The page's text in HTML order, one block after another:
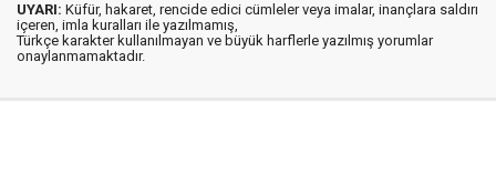
UYARI: Küfür, hakaret, rencide edici cümleler veya imalar, inançlara saldırı
içeren, imla kuralları ile yazılmamış,
Türkçe karakter kullanılmayan ve büyük harflerle yazılmış yorumlar
onaylanmamaktadır.